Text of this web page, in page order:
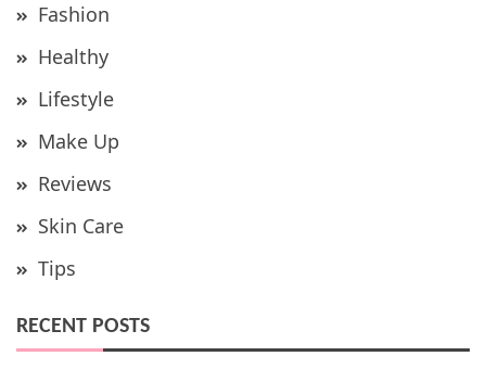
Fashion
Healthy
Lifestyle
Make Up
Reviews
Skin Care
Tips
RECENT POSTS